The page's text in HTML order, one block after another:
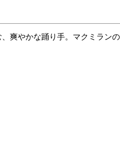
爽やかな踊り手。マクミラン